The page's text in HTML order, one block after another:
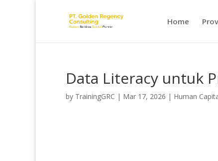
Home
Data Literacy untuk
by TrainingGRC | Mar 17, 2026 | Human